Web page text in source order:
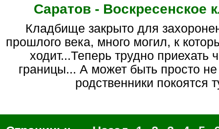
Саратов - Воскресенское
кладбище закрыто для захоронений в 70-е гг.
прошлого века, много могил, к
ходит...Теперь трудно приехать
границы... А может быть просто не
родственники покоятся